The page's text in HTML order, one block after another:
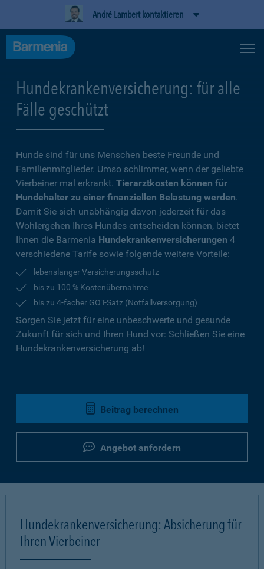
André Lambert kontaktieren
Hundekrankenversicherung: für alle
Fälle geschützt
Hunde sind für uns Menschen beste Freunde und
Familienmitglieder. Umso schlimmer, wenn der geliebte
Vierbeiner mal erkrankt. Tierarztkosten können für
Hundehalter zu einer finanziellen Belastung werden.
Damit Sie sich unabhängig davon jederzeit für das
Wohlergehen Ihres Hundes entscheiden können, bietet
Ihnen die Barmenia Hundekrankenversicherungen 4
verschiedene Tarife sowie folgende weitere Vorteile:
lebenslanger Versicherungsschutz
bis zu 100 % Kostenübernahme
bis zu 4-facher GOT-Satz (Notfallversorgung)
Sorgen Sie jetzt für eine unbeschwerte und gesunde
Zukunft für sich und Ihren Hund vor: Schließen Sie eine
Hundekrankenversicherung ab!
Beitrag berechnen
Angebot anfordern
Hundekrankenversicherung: Absicherung für
Ihren Vierbeiner